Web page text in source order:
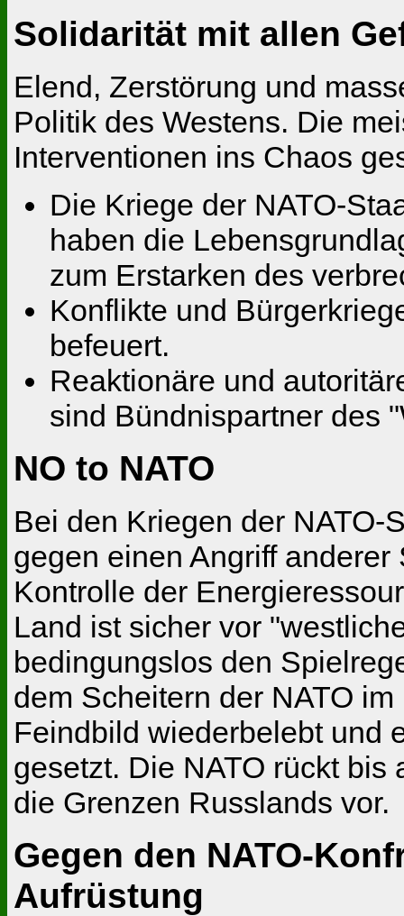
Solidarität mit allen
Elend, Zerstörung und
Politik des Westens. Die
Interventionen ins Chaos
Die Kriege der NATO-
haben die
zum Erstarken des
Konflikte und
befeuert.
Reaktionäre und
sind Bündnispartner des
NO to NATO
Bei den Kriegen der NATO-
gegen einen Angriff
Kontrolle der
Land ist sicher vor
bedingungslos den
dem Scheitern der NATO
Feindbild wiederbelebt und
gesetzt. Die NATO rückt bis
die Grenzen Russlands vor.
Gegen den NATO-
Aufrüstung